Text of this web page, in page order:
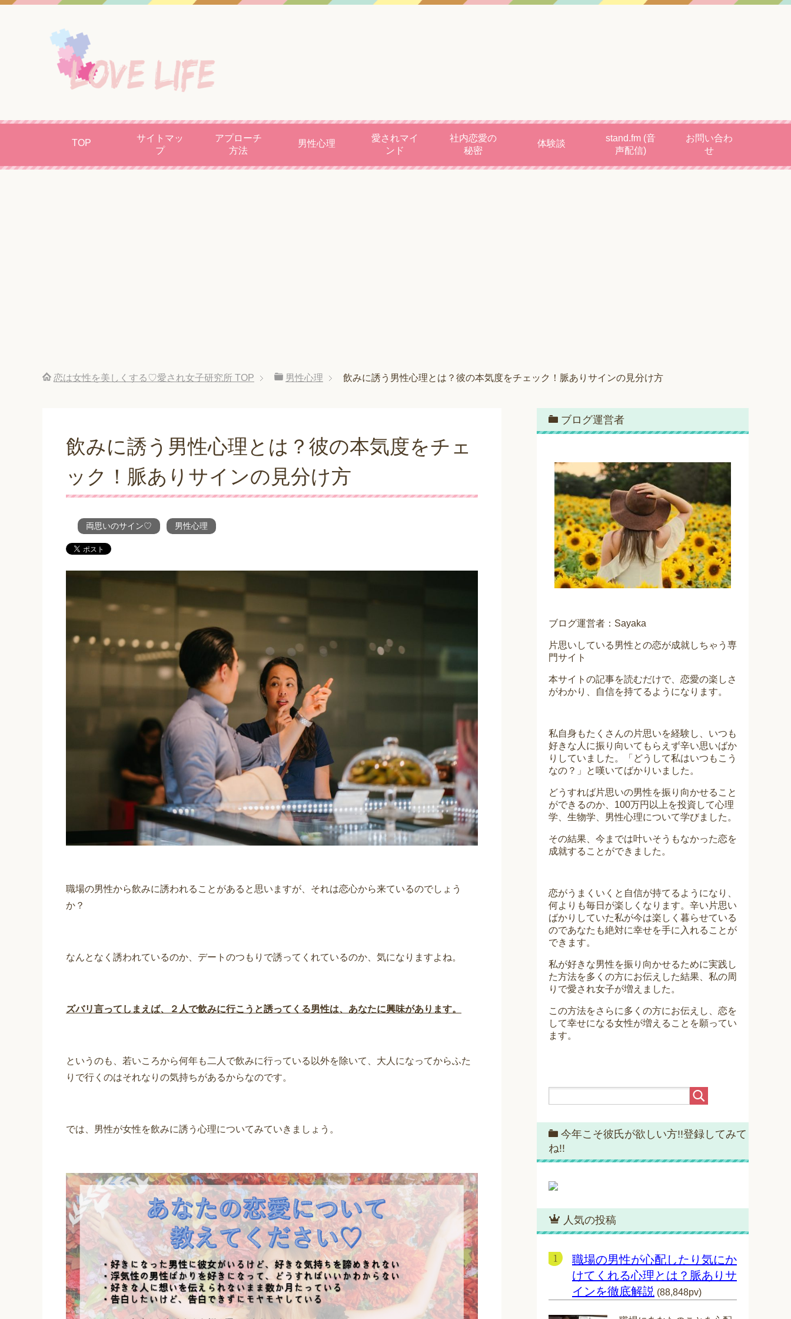
TOP
サイトマッ
プ
アプローチ
方法
男性心理
愛されマイ
ンド
社内恋愛の
秘密
体験談
stand.fm (音
声配信)
お問い合わ
せ
恋は女性を美しくする♡愛され女子研究所 TOP 男性心理 飲みに誘う男性心理とは？彼の本気度をチェック！脈ありサインの見分け方
飲みに誘う男性心理とは？彼の本気度をチェ
ック！脈ありサインの見分け方
両思いのサイン♡ 男性心理
職場の男性から飲みに誘われることがあると思いますが、それは恋心から来ているのでしょう
か？
なんとなく誘われているのか、デートのつもりで誘ってくれているのか、気になりますよね。
ズバリ言ってしまえば、２人で飲みに行こうと誘ってくる男性は、あなたに興味があります。
というのも、若いころから何年も二人で飲みに行っている以外を除いて、大人になってからふた
りで行くのはそれなりの気持ちがあるからなのです。
では、男性が女性を飲みに誘う心理についてみていきましょう。
ブログ運営者
ブログ運営者：Sayaka
片思いしている男性との恋が成就しちゃう専
門サイト
本サイトの記事を読むだけで、恋愛の楽しさ
がわかり、自信を持てるようになります。
私自身もたくさんの片思いを経験し、いつも
好きな人に振り向いてもらえず辛い思いばか
りしていました。「どうして私はいつもこう
なの？」と嘆いてばかりいました。
どうすれば片思いの男性を振り向かせること
ができるのか、100万円以上を投資して心理
学、生物学、男性心理について学びました。
その結果、今までは叶いそうもなかった恋を
成就することができました。
恋がうまくいくと自信が持てるようになり、
何よりも毎日が楽しくなります。辛い片思い
ばかりしていた私が今は楽しく暮らせている
のであなたも絶対に幸せを手に入れることが
できます。
私が好きな男性を振り向かせるために実践し
た方法を多くの方にお伝えした結果、私の周
りで愛され女子が増えました。
この方法をさらに多くの方にお伝えし、恋を
して幸せになる女性が増えることを願ってい
ます。
今年こそ彼氏が欲しい方!!登録してみて
ね!!
人気の投稿
職場の男性が心配したり気にか
けてくれる心理とは？脈ありサ
インを徹底解説 (88,848pv)